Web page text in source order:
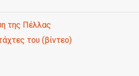
της Πέλλας
του (βίντεο)